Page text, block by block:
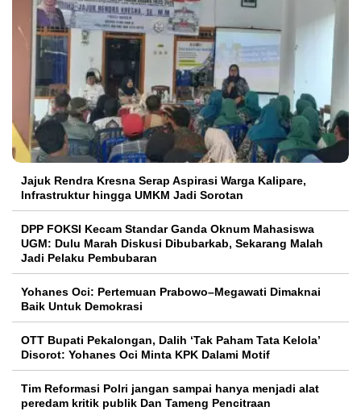
Jajuk Rendra Kresna Serap Aspirasi Warga Kalipare,
Infrastruktur hingga UMKM Jadi Sorotan
DPP FOKSI Kecam Standar Ganda Oknum Mahasiswa
UGM: Dulu Marah Diskusi Dibubarkab, Sekarang Malah
Jadi Pelaku Pembubaran
Yohanes Oci: Pertemuan Prabowo–Megawati Dimaknai
Baik Untuk Demokrasi
OTT Bupati Pekalongan, Dalih ‘Tak Paham Tata Kelola’
Disorot: Yohanes Oci Minta KPK Dalami Motif
Tim Reformasi Polri jangan sampai hanya menjadi alat
peredam kritik publik Dan Tameng Pencitraan